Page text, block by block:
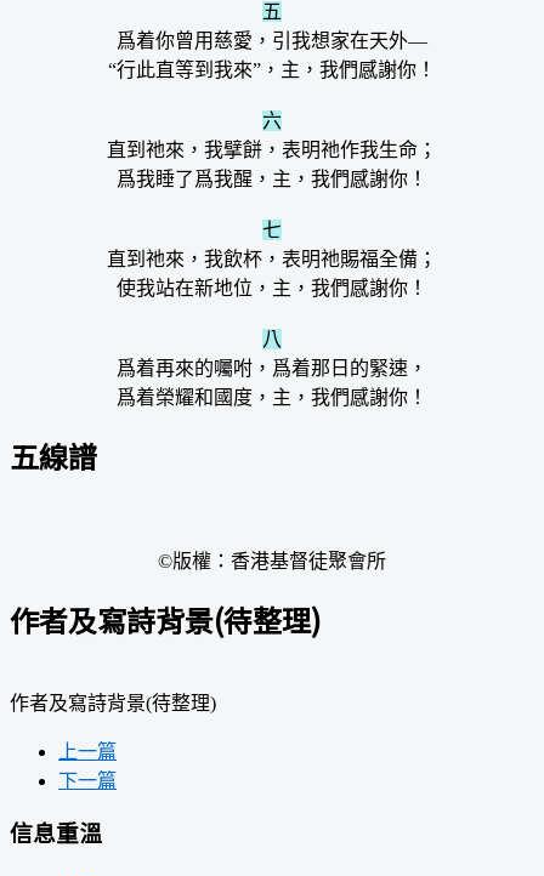
五
爲着你曾用慈愛，引我想家在天外—
“行此直等到我來”，主，我們感謝你！
六
直到祂來，我擘餅，表明祂作我生命；
爲我睡了爲我醒，主，我們感謝你！
七
直到祂來，我飲杯，表明祂賜福全備；
使我站在新地位，主，我們感謝你！
八
爲着再來的囑咐，爲着那日的緊速，
爲着榮耀和國度，主，我們感謝你！
五線譜
©版權：香港基督徒聚會所
作者及寫詩背景(待整理)
作者及寫詩背景(待整理)
上一篇
下一篇
信息重溫